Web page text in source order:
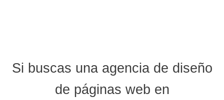
Si buscas una agencia de diseño
de páginas web en